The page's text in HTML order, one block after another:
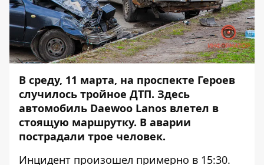
В среду, 11 марта, на проспекте Героев
случилось тройное ДТП. Здесь
автомобиль Daewoo Lanos влетел в
стоящую маршрутку. В аварии
пострадали трое человек.
Инцидент произошел примерно в 15:30.